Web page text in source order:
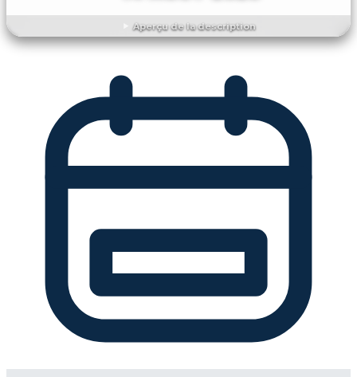
Aperçu de la description
DÉCOUVRIR L'ÉVÉNEMENT